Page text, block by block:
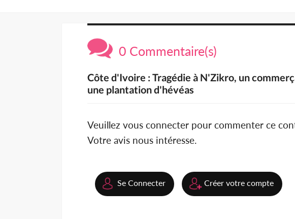
0 Commentaire(s)
Côte d'Ivoire : Tragédie à N'Zikro, un
une plantation d'hévéas
Veuillez vous connecter pour commenter ce
Votre avis nous intéresse.
Se Connecter Créer votre compte